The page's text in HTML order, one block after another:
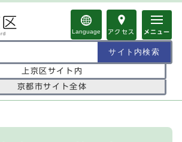
Language アクセス メニュー
上京区サイト内
京都市サイト全体